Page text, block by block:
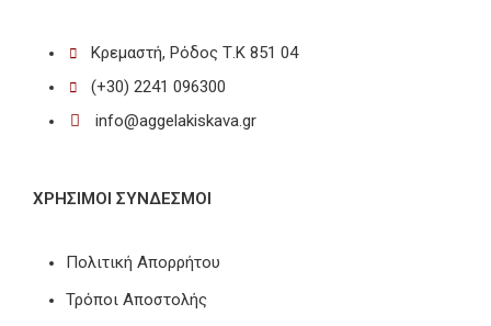
Κρεμαστή, Ρόδος Τ.Κ 851 04
(+30) 2241 096300
info@aggelakiskava.gr
ΧΡΗΣΙΜΟΙ ΣΥΝΔΕΣΜΟΙ
Πολιτική Απορρήτου
Τρόποι Αποστολής